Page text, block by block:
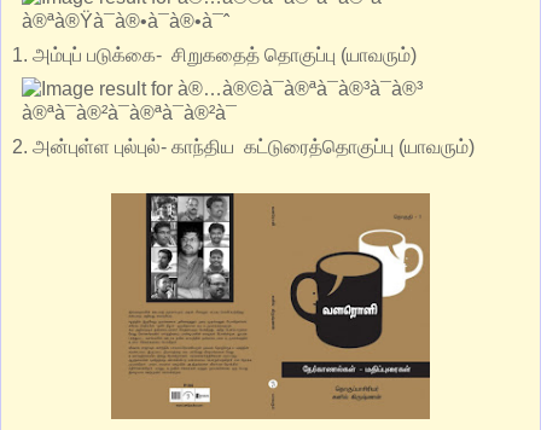
1. அம்புப் படுக்கை- சிறுகதைத் தொகுப்பு (யாவரும்)
2. அன்புள்ள புல்புல்- காந்திய கட்டுரைத்தொகுப்பு (யாவரும்)